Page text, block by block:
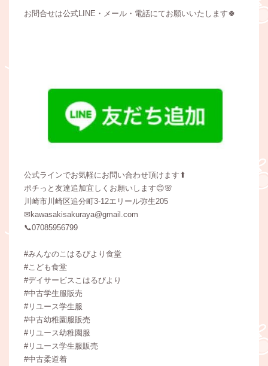
お問合せは公式LINE・メール・電話にてお願いいたします🍀
公式ラインでお気軽にお問い合わせ頂けます⬆
ポチっと友達追加宜しくお願いします😊🌸
川崎市川崎区追分町3-12エリール弥生205
✉kawasakisakuraya@gmail.com
📞07085956799
#みんなのこはるびより食堂
#こども食堂
#デイサービスこはるびより
#中古学生服販売
#リユース学生服
#中古幼稚園服販売
#リユース幼稚園服
#リユース学生服販売
#中古柔道着